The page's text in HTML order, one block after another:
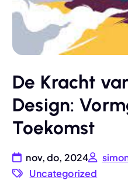
De Kracht
Design:
Toekomst
nov, do, 2024
Uncategorized